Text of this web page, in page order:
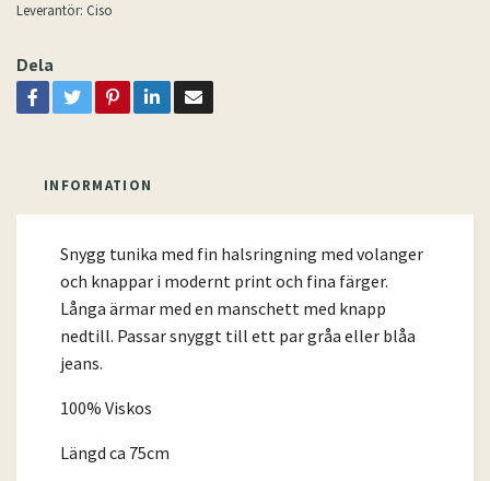
Leverantör: Ciso
Dela
INFORMATION
Snygg tunika med fin halsringning med volanger
och knappar i modernt print och fina färger.
Långa ärmar med en manschett med knapp
nedtill. Passar snyggt till ett par gråa eller blåa
jeans.
100% Viskos
Längd ca 75cm